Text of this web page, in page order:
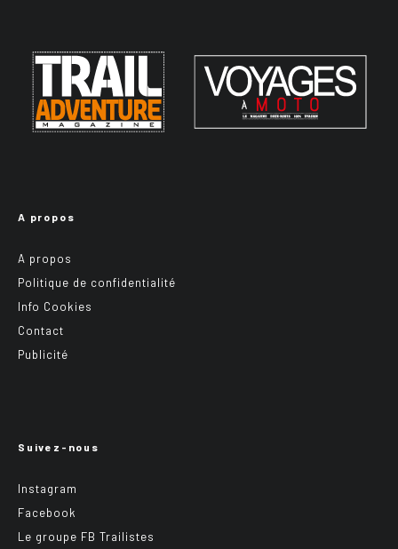
A propos
A propos
Politique de confidentialité
Info Cookies
Contact
Publicité
Suivez-nous
Instagram
Facebook
Le groupe FB Trailistes